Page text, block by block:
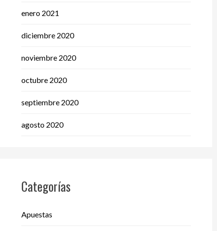
enero 2021
diciembre 2020
noviembre 2020
octubre 2020
septiembre 2020
agosto 2020
Categorías
Apuestas